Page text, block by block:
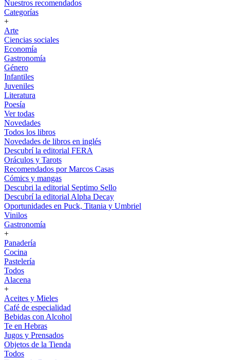
Nuestros recomendados
Categorías
+
Arte
Ciencias sociales
Economía
Gastronomía
Género
Infantiles
Juveniles
Literatura
Poesía
Ver todas
Novedades
Todos los libros
Novedades de libros en inglés
Descubrí la editorial FERA
Oráculos y Tarots
Recomendados por Marcos Casas
Cómics y mangas
Descubri la editorial Septimo Sello
Descubrí la editorial Alpha Decay
Oportunidades en Puck, Titania y Umbriel
Vinilos
Gastronomía
+
Panadería
Cocina
Pastelería
Todos
Alacena
+
Aceites y Mieles
Café de especialidad
Bebidas con Alcohol
Te en Hebras
Jugos y Prensados
Objetos de la Tienda
Todos